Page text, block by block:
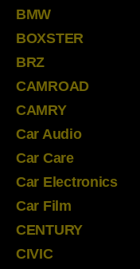
BMW
BOXSTER
BRZ
CAMROAD
CAMRY
Car Audio
Car Care
Car Electronics
Car Film
CENTURY
CIVIC